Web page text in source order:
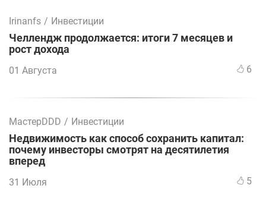
Irinanfs / Инвестиции
Челлендж продолжается: итоги 7 месяцев и
рост дохода
01 Августа 6
МастерDDD / Инвестиции
Недвижимость как способ сохранить капитал:
почему инвесторы смотрят на десятилетия
вперед
31 Июля 5